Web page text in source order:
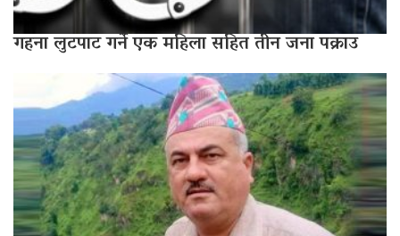
गहना लुटपाट गर्ने एक महिला सहित तीन जना पक्राउ